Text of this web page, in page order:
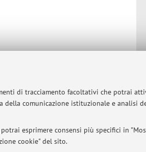
di tracciamento facoltativi che potrai
comunicazione istituzionale e analisi
esprimere consensi più specifici in
cookie" del sito.
- Partita IVA: 01131710376 Privacy|Note